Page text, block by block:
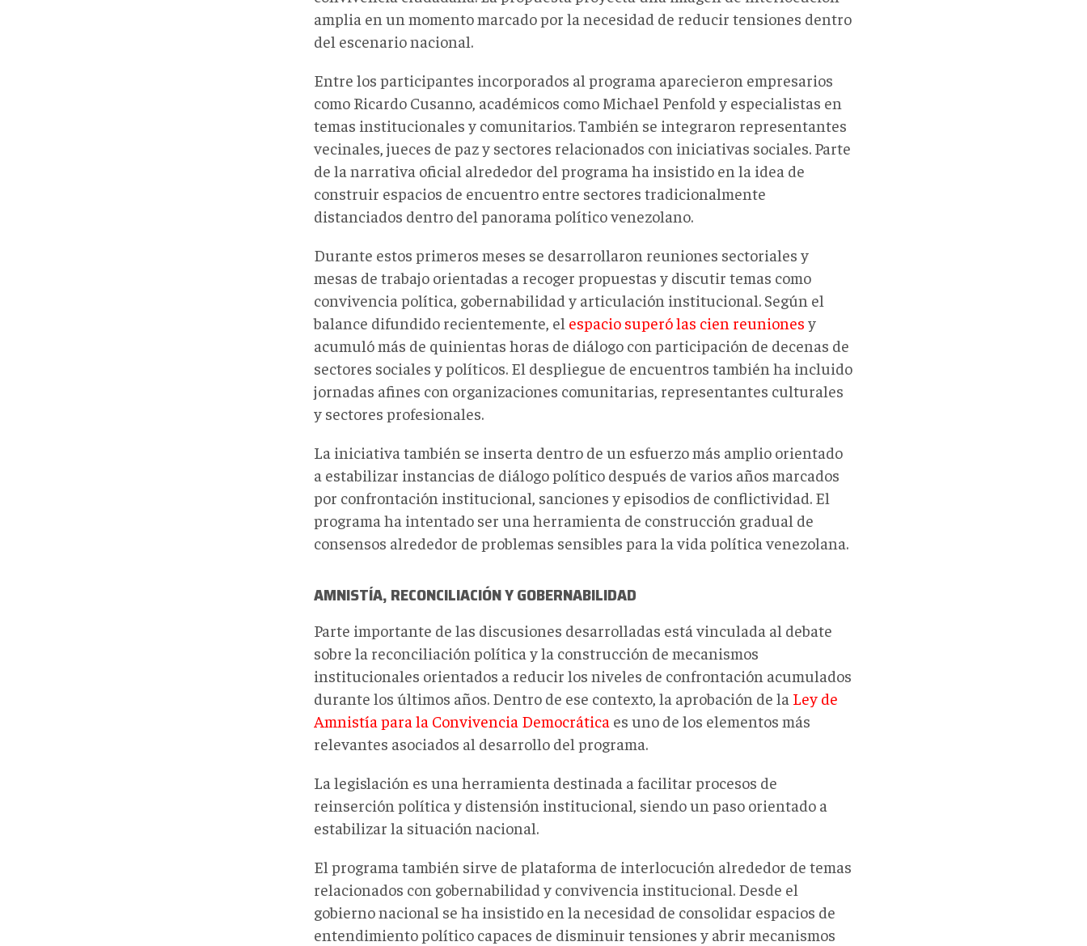
amplia en un momento marcado por la necesidad de reducir tensiones dentro
del escenario nacional.
Entre los participantes incorporados al programa aparecieron empresarios
como Ricardo Cusanno, académicos como Michael Penfold y especialistas en
temas institucionales y comunitarios. También se integraron representantes
vecinales, jueces de paz y sectores relacionados con iniciativas sociales. Parte
de la narrativa oficial alrededor del programa ha insistido en la idea de
construir espacios de encuentro entre sectores tradicionalmente
distanciados dentro del panorama político venezolano.
Durante estos primeros meses se desarrollaron reuniones sectoriales y
mesas de trabajo orientadas a recoger propuestas y discutir temas como
convivencia política, gobernabilidad y articulación institucional. Según el
balance difundido recientemente, el espacio superó las cien reuniones y
acumuló más de quinientas horas de diálogo con participación de decenas de
sectores sociales y políticos. El despliegue de encuentros también ha incluido
jornadas afines con organizaciones comunitarias, representantes culturales
y sectores profesionales.
La iniciativa también se inserta dentro de un esfuerzo más amplio orientado
a estabilizar instancias de diálogo político después de varios años marcados
por confrontación institucional, sanciones y episodios de conflictividad. El
programa ha intentado ser una herramienta de construcción gradual de
consensos alrededor de problemas sensibles para la vida política venezolana.
AMNISTÍA, RECONCILIACIÓN Y GOBERNABILIDAD
Parte importante de las discusiones desarrolladas está vinculada al debate
sobre la reconciliación política y la construcción de mecanismos
institucionales orientados a reducir los niveles de confrontación acumulados
durante los últimos años. Dentro de ese contexto, la aprobación de la Ley de
Amnistía para la Convivencia Democrática es uno de los elementos más
relevantes asociados al desarrollo del programa.
La legislación es una herramienta destinada a facilitar procesos de
reinserción política y distensión institucional, siendo un paso orientado a
estabilizar la situación nacional.
El programa también sirve de plataforma de interlocución alrededor de temas
relacionados con gobernabilidad y convivencia institucional. Desde el
gobierno nacional se ha insistido en la necesidad de consolidar espacios de
entendimiento político capaces de disminuir tensiones y abrir mecanismos